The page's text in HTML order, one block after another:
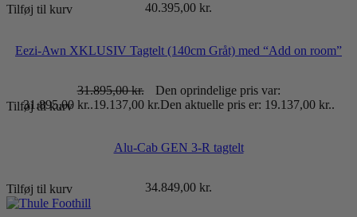
40.395,00 kr.
Tilføj til kurv
Eezi-Awn XKLUSIV Tagtelt (140cm Gråt) med “Add on room”
31.895,00kr.
Den oprindelige pris var:
31.895,00 kr..19.137,00 kr.Den aktuelle pris er: 19.137,00 kr..
Tilføj til kurv
Alu-Cab GEN 3-R tagtelt
34.849,00 kr.
Tilføj til kurv